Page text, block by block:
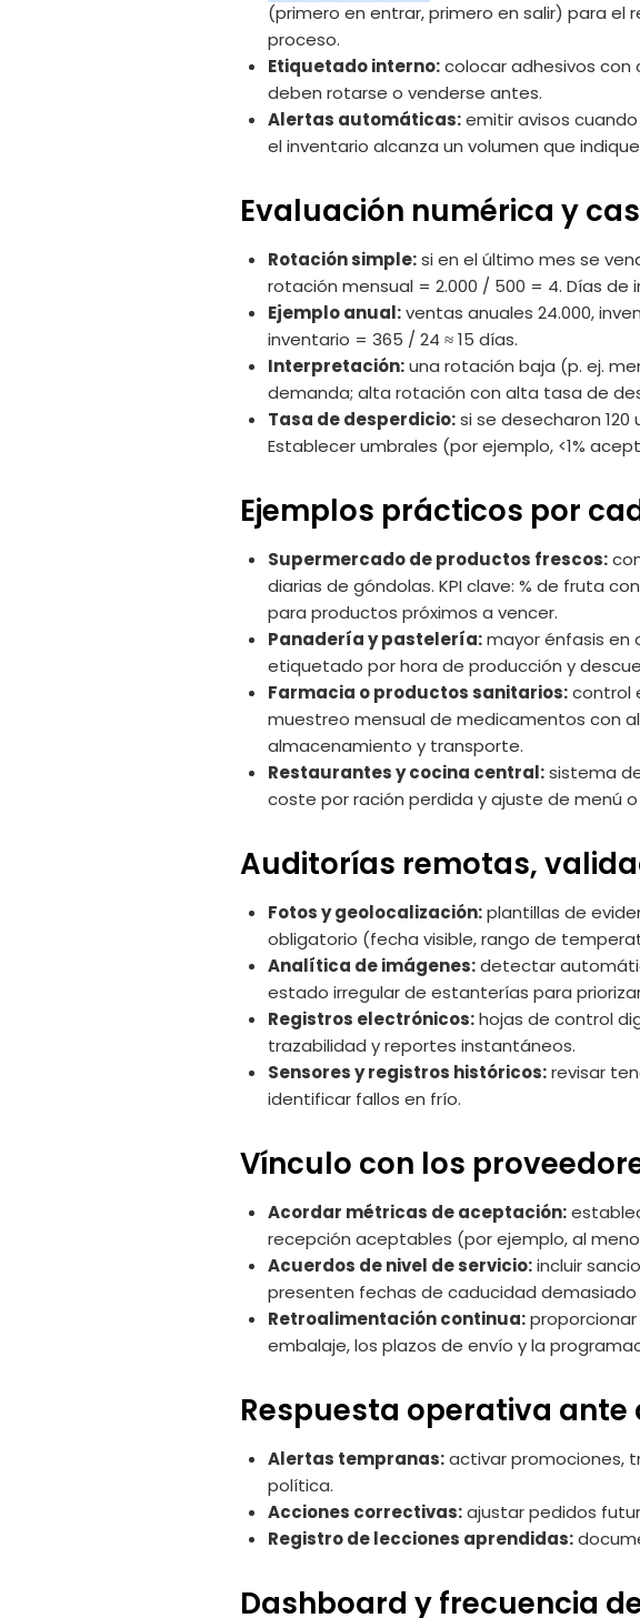
(primero en entrar, primero en salir) para
proceso.
Etiquetado interno:colocar adhesivos con
deben rotarse o venderse antes.
Alertas automáticas:emitir avisos
el inventario alcanza un volumen que
Evaluación numérica y
Rotación simple:si en el último mes se
rotación mensual = 2.000 / 500 = 4. Días de
Ejemplo anual:ventas anuales 24.000,
inventario = 365 / 24 ≈ 15 días.
Interpretación:una rotación baja (p. ej.
demanda; alta rotación con alta tasa de
Tasa de desperdicio:si se desecharon
Establecer umbrales (por ejemplo, <1%
Ejemplos prácticos por
Supermercado de productos frescos:
diarias de góndolas. KPI clave: % de fruta
para productos próximos a vencer.
Panadería y pastelería:mayor énfasis en
etiquetado por hora de producción y
Farmacia o productos sanitarios:control
muestreo mensual de medicamentos con
almacenamiento y transporte.
Restaurantes y cocina central:sistema
coste por ración perdida y ajuste de menú
Auditorías remotas,
Fotos y geolocalización:plantillas de
obligatorio (fecha visible, rango de
Analítica de imágenes:detectar
estado irregular de estanterías para
Registros electrónicos:hojas de control
trazabilidad y reportes instantáneos.
Sensores y registros históricos:revisar
identificar fallos en frío.
Vínculo con los
Acordar métricas de aceptación:
recepción aceptables (por ejemplo, al
Acuerdos de nivel de servicio:incluir
presenten fechas de caducidad demasiado
Retroalimentación continua:
embalaje, los plazos de envío y la
Respuesta operativa
Alertas tempranas:activar promociones,
política.
Acciones correctivas:ajustar pedidos
Registro de lecciones aprendidas:
Dashboard y frecuencia